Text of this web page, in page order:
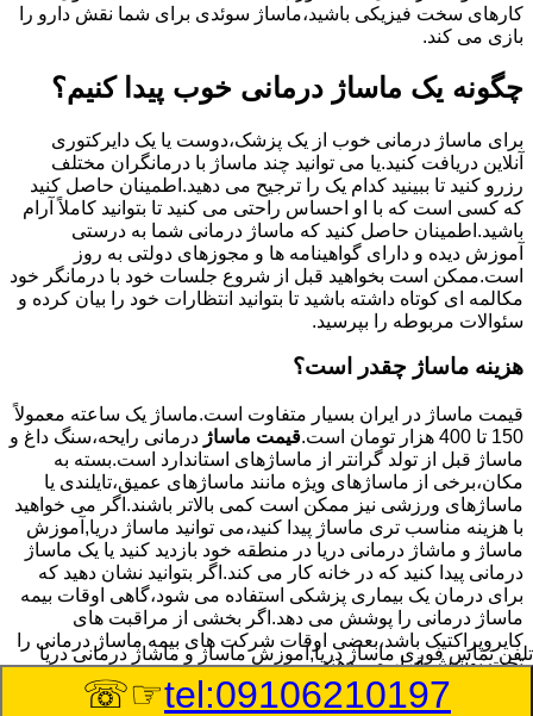
کارهای سخت فیزیکی باشید،ماساژ سوئدی برای شما نقش دارو را
بازی می کند.
چگونه یک ماساژ درمانی خوب پیدا کنیم؟
برای ماساژ درمانی خوب از یک پزشک،دوست یا یک دایرکتوری
آنلاین دریافت کنید.یا می توانید چند ماساژ با درمانگران مختلف
رزرو کنید تا ببینید کدام یک را ترجیح می دهید.اطمینان حاصل کنید
که کسی است که با او احساس راحتی می کنید تا بتوانید کاملاً آرام
باشید.اطمینان حاصل کنید که ماساژ درمانی شما به درستی
آموزش دیده و دارای گواهینامه ها و مجوزهای دولتی به روز
است.ممکن است بخواهید قبل از شروع جلسات خود با درمانگر خود
مکالمه ای کوتاه داشته باشید تا بتوانید انتظارات خود را بیان کرده و
سئوالات مربوطه را بپرسید.
هزینه ماساژ چقدر است؟
قیمت ماساژ در ایران بسیار متفاوت است.ماساژ یک ساعته معمولاً
150 تا 400 هزار تومان است.
قیمت ماساژ درمانی رایحه،سنگ داغ و
ماساژ قبل از تولد گرانتر از ماساژهای استاندارد است.بسته به
مکان،برخی از ماساژهای ویژه مانند ماساژهای عمیق،تایلندی یا
ماساژهای ورزشی نیز ممکن است کمی بالاتر باشند.اگر می خواهید
با هزینه مناسب تری ماساژ پیدا کنید،می توانید ماساژ دریا,آموزش
ماساژ و ماشاژ درمانی دریا در منطقه خود بازدید کنید یا یک ماساژ
درمانی پیدا کنید که در خانه کار می کند.اگر بتوانید نشان دهید که
برای درمان یک بیماری پزشکی استفاده می شود،گاهی اوقات بیمه
ماساژ درمانی را پوشش می دهد.اگر بخشی از مراقبت های
کایروپراکتیک باشد،بعضی اوقات شرکت های بیمه ماساژ درمانی را
تحت پوشش قرار می دهند.
8/6/2026 7:18:02 PM
تلفن تماس فوریماساژ دریا,آموزش ماساژ و ماشاژ درمانی دریا
tel:09106210197
☞☏